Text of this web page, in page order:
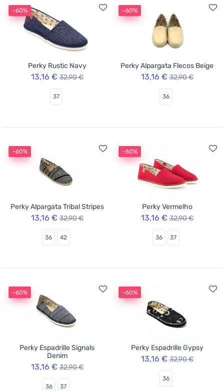
-60%
Perky Rustic Navy
13,16 € 32,90 €
37
-60%
Perky Alpargata Flecos Beige
13,16 € 32,90 €
36
-60%
Perky Alpargata Tribal Stripes
13,16 € 32,90 €
36 42
-60%
Perky Vermelho
13,16 € 32,90 €
36 37
-60%
Perky Espadrille Signals
Denim
13,16 € 32,90 €
36 37
-60%
Perky Espadrille Gypsy
13,16 € 32,90 €
36